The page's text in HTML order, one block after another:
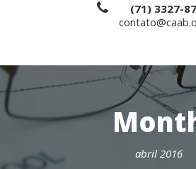
(71) 3327-
abril 2016